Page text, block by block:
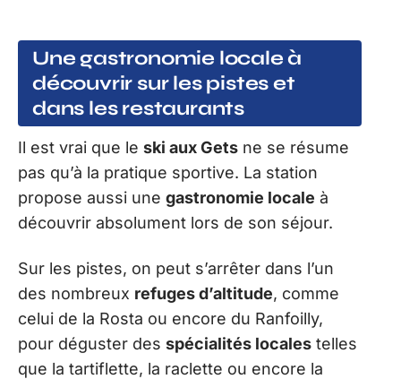
Une gastronomie locale à
découvrir sur les pistes et
dans les restaurants
Il est vrai que le ski aux Gets ne se résume
pas qu’à la pratique sportive. La station
propose aussi une gastronomie locale à
découvrir absolument lors de son séjour.
Sur les pistes, on peut s’arrêter dans l’un
des nombreux refuges d’altitude, comme
celui de la Rosta ou encore du Ranfoilly,
pour déguster des spécialités locales telles
que la tartiflette, la raclette ou encore la